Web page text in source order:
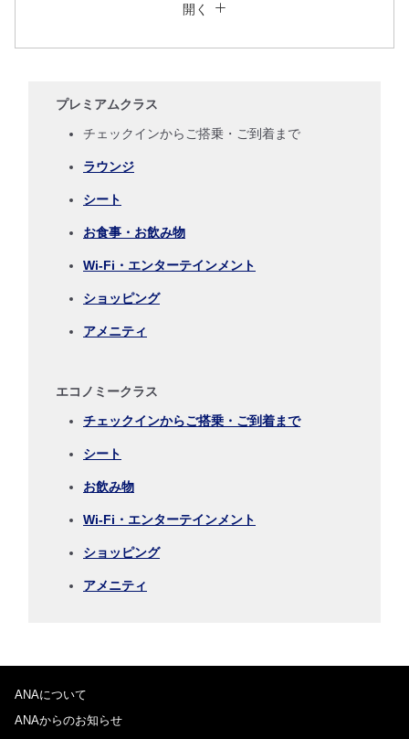
運賃タイプ指定なし
往路出発日および時間帯
日付を選択
時間帯指定なし
経由地および乗り継ぎ所要時間を追加する
復路出発日および時間帯
日付を選択
経由地および乗り継ぎ所要時間を追加する
1人
プロモーションコードについて
前後3日の運賃を検索
開く
プレミアムクラス
チェックインからご搭乗・ご到着まで
ラウンジ
シート
お食事・お飲み物
Wi-Fi・エンターテインメント
ショッピング
アメニティ
エコノミークラス
チェックインからご搭乗・ご到着まで
シート
お飲み物
Wi-Fi・エンターテインメント
ショッピング
アメニティ
ANAについて
ANAからのお知らせ